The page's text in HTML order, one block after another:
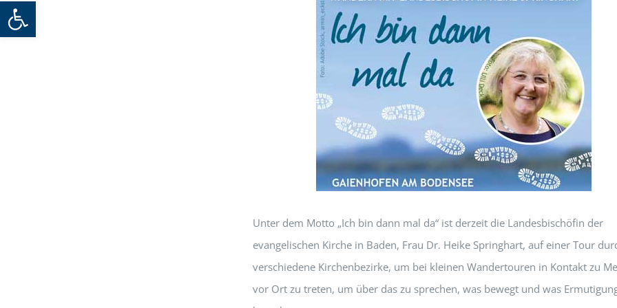
Werkzeugleiste öffnen
Unter dem Motto „Ich bin dann mal da“ ist derzeit die Landesbischöfin der
evangelischen Kirche in Baden, Frau Dr. Heike Springhart, auf einer Tour
verschiedene Kirchenbezirke, um bei kleinen Wandertouren in Kontakt zu
vor Ort zu treten, um über das zu sprechen, was bewegt und was